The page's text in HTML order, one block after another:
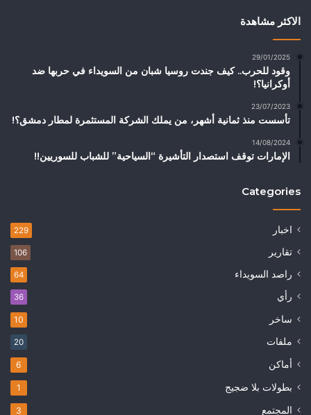
الاكثر مشاهدة
29/01/2025
وقود للحرب.. كيف جندت روسيا شبان من السويداء في حربها ضد
أوكرانيا؟!
23/07/2023
تأسست منذ ثمانية أشهر، من يملك الشركة المستثمرة لمطار دمشق؟!
14/08/2024
الإمارات توقف استصدار التأشيرة “السياحية” للشباب للسوريين!!
Categories
اخبار 229
تقارير 106
راصد السويداء 64
رأي 36
ساخر 10
ملفات 20
أماكن 6
بطولات بلا ضجيج 1
المجتمع 3